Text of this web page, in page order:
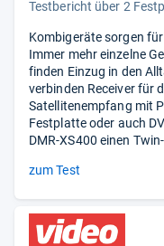
Testbericht über 2
Kombigeräte sorgen
Immer mehr einzelne
finden Einzug in den
verbinden Receiver für
Satellitenempfang mit
Festplatte oder auch
DMR-XS400 einen
zum Test